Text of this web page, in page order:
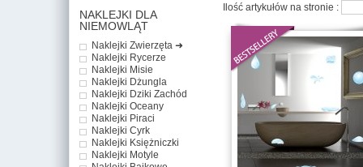
NAKLEJKI DLA
NIEMOWLĄT
Naklejki Zwierzęta ➜
Naklejki Rycerze
Naklejki Misie
Naklejki Dżungla
Naklejki Dziki Zachód
Naklejki Oceany
Naklejki Piraci
Naklejki Cyrk
Naklejki Księżniczki
Naklejki Motyle
Ilość artykułów na stronie :